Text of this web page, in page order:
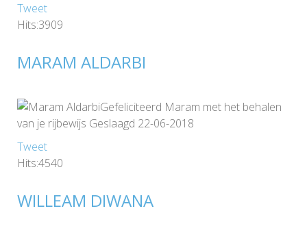
Tweet
Hits:3909
MARAM ALDARBI
Gefeliciteerd Maram met het behalen
van je rijbewijs Geslaagd 22-06-2018
Tweet
Hits:4540
WILLEAM DIWANA